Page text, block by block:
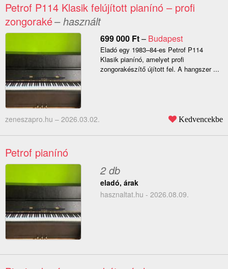
Petrof P114 Klasik felújított pianínó – profi
zongoraké– használt
699 000 Ft– Budapest
Eladó egy 1983–84-es Petrof P114
Klasik pianínó, amelyet profi
zongorakészítő újított fel. A hangszer ...
zeneszapro.hu – 2026.03.02. Kedvencekbe
Petrof pianínó
2 db
eladó, árak
hasznaltat.hu - 2026.08.09.